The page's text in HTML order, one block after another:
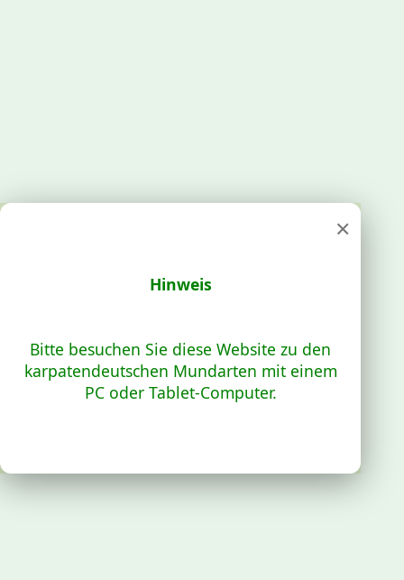
×
Hinweis
Bitte besuchen Sie diese Website zu den
karpatendeutschen Mundarten mit einem
PC oder Tablet-Computer.